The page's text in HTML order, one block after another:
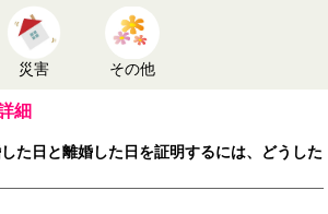
災害 その他
細
た日と離婚した日を証明するには、どうした